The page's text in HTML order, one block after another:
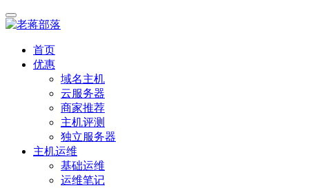
首页
优惠
域名主机
云服务器
商家推荐
主机评测
独立服务器
主机运维
基础运维
运维笔记